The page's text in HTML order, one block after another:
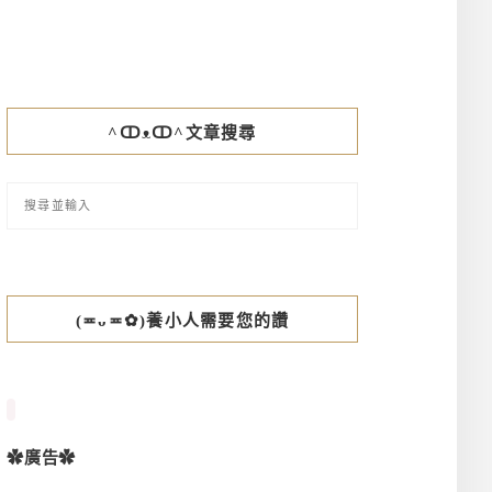
^ↀᴥↀ^文章搜尋
(≖ᴗ≖✿)養小人需要您的讚
✿廣告✿